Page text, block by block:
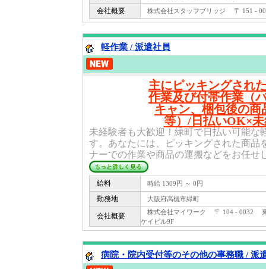
会社概要 株式会社スタッフブリッジ 〒 151 -
軽作業 / 派遣社員
主にピッキングされ
作業及び付帯作業（
キャン、梱包後の商
等）/日払いOK×
未経験者も大歓迎！緑町で日払い可能な
す。あなたには、ピッキングされた商品
ナーでの作業や商品の運搬などをお任せ
給料 時給 1309円 ～ 0円
勤務地 大阪府高槻市緑町
会社概要
株式会社マイワーク 〒 104 - 0032
ケイビル9F
病院・院内受付等のその他の事務職 / 派